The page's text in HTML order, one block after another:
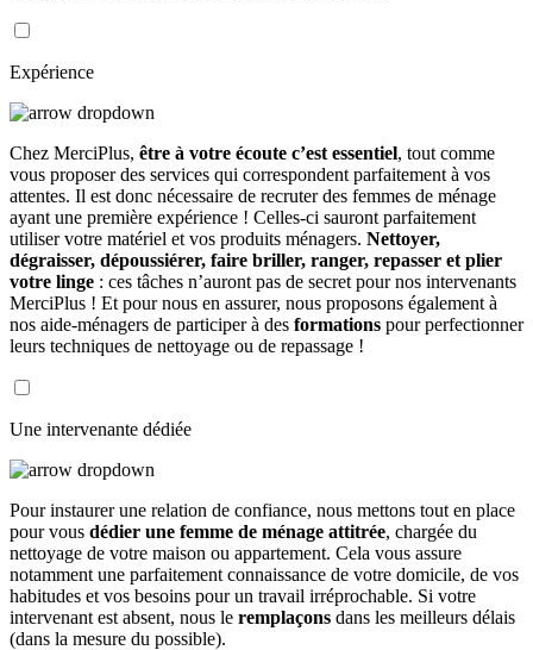
Expérience
Chez MerciPlus, être à votre écoute c’est essentiel, tout comme
vous proposer des services qui correspondent parfaitement à vos
attentes. Il est donc nécessaire de recruter des femmes de ménage
ayant une première expérience ! Celles-ci sauront parfaitement
utiliser votre matériel et vos produits ménagers. Nettoyer,
dégraisser, dépoussiérer, faire briller, ranger, repasser et plier
votre linge : ces tâches n’auront pas de secret pour nos intervenants
MerciPlus ! Et pour nous en assurer, nous proposons également à
nos aide-ménagers de participer à des formations pour perfectionner
leurs techniques de nettoyage ou de repassage !
Une intervenante dédiée
Pour instaurer une relation de confiance, nous mettons tout en place
pour vous dédier une femme de ménage attitrée, chargée du
nettoyage de votre maison ou appartement. Cela vous assure
notamment une parfaitement connaissance de votre domicile, de vos
habitudes et vos besoins pour un travail irréprochable. Si votre
intervenant est absent, nous le remplaçons dans les meilleurs délais
(dans la mesure du possible).